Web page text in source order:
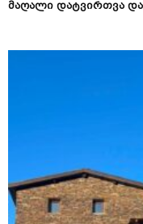
მაღალი დატვირთვა